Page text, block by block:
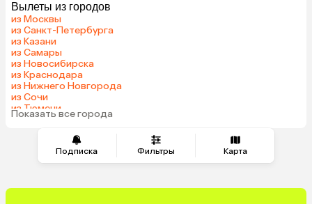
Подписка Фильтры Карта
Беларусь
Шри-Ланка
Азербайджан
Индия
Катар
Гонконг
Таджикистан
Вылеты из городов
из Москвы
из Санкт-Петербурга
из Казани
из Самары
из Новосибирска
из Краснодара
из Нижнего Новгорода
из Сочи
из Тюмени
из Челябинска
Показать все города